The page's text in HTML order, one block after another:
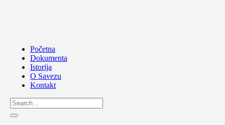
Početna
Dokumenta
Istorija
O Savezu
Kontakt